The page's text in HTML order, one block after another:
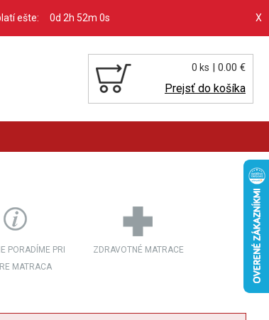
ešte: 0d 2h 51m 58s X
0 ks | 0.00 €
Prejsť do košíka
PORADÍME PRI
MATRACA
ZDRAVOTNÉ MATRACE